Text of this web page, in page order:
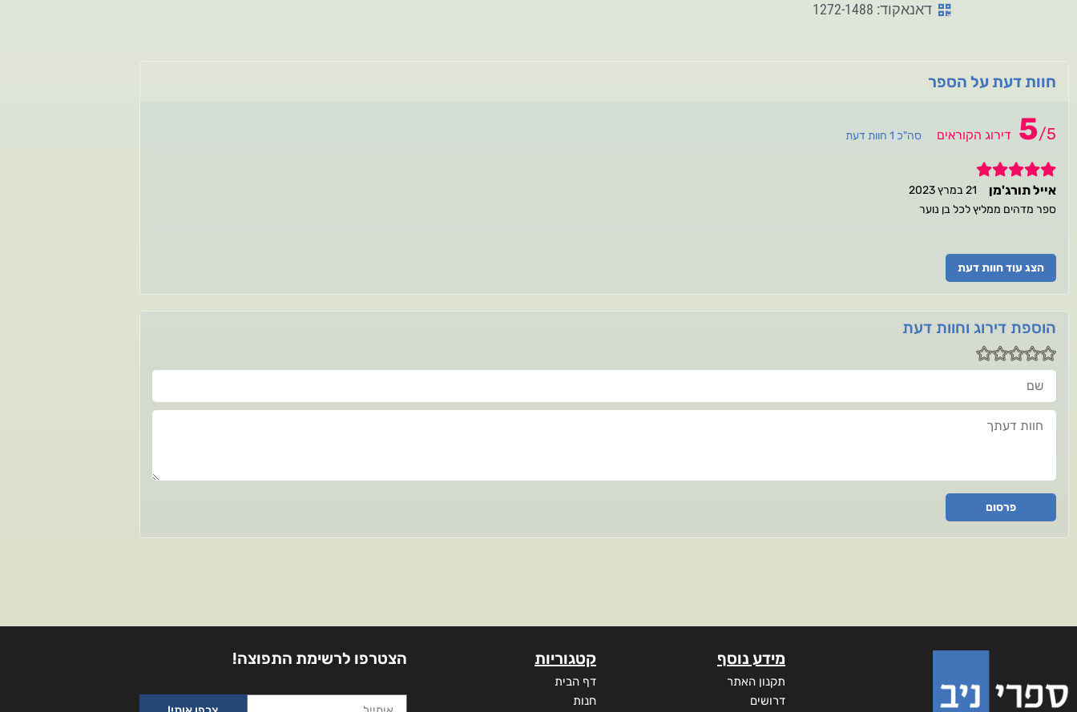
דאנאקוד: 1272-1488
חוות דעת על הספר
5/5 דירוג הקוראים סה"כ 1 חוות דעת
5
אייל תורג'מן
21 במרץ 2023
ספר מדהים ממליץ לכל בן נוער
הצג עוד חוות דעת
הוספת דירוג וחוות דעת
שם
חוות דעתך
פרסום
מידע נוסף
תקנון האתר
דרושים
קטגוריות
דף הבית
חנות
הצטרפו לרשימת התפוצה!